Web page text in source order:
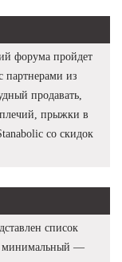
форума пройдет
партнерами из
продавать,
прыжки в
со скидок
список
минимальный —